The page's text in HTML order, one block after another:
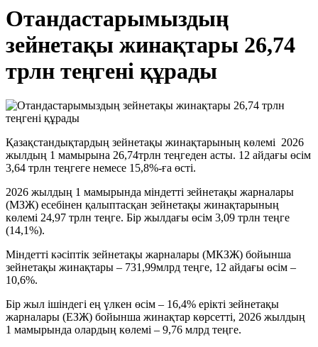
Отандастарымыздың
зейнетақы жинақтары 26,74
трлн теңгені құрады
Қазақстандықтардың зейнетақы жинақтарының көлемі 2026
жылдың 1 мамырына 26,74трлн теңгеден асты. 12 айдағы өсім
3,64 трлн теңгеге немесе 15,8%-ға өсті.
2026 жылдың 1 мамырында міндетті зейнетақы жарналары
(МЗЖ) есебінен қалыптасқан зейнетақы жинақтарының
көлемі 24,97 трлн теңге. Бір жылдағы өсім 3,09 трлн теңге
(14,1%).
Міндетті кәсіптік зейнетақы жарналары (МКЗЖ) бойынша
зейнетақы жинақтары – 731,99млрд теңге, 12 айдағы өсім –
10,6%.
Бір жыл ішіндегі ең үлкен өсім – 16,4% ерікті зейнетақы
жарналары (ЕЗЖ) бойынша жинақтар көрсетті, 2026 жылдың
1 мамырында олардың көлемі – 9,76 млрд теңге.